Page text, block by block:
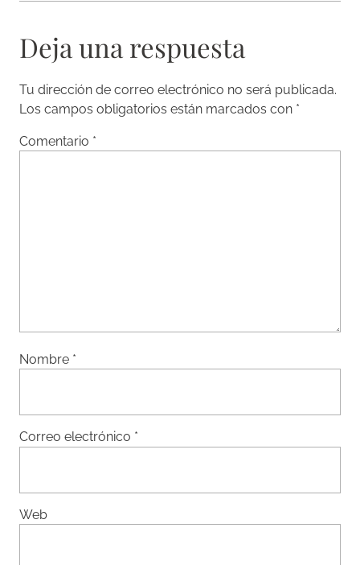
Deja una respuesta
Tu dirección de correo electrónico no será publicada.
Los campos obligatorios están marcados con *
Comentario *
Nombre *
Correo electrónico *
Web